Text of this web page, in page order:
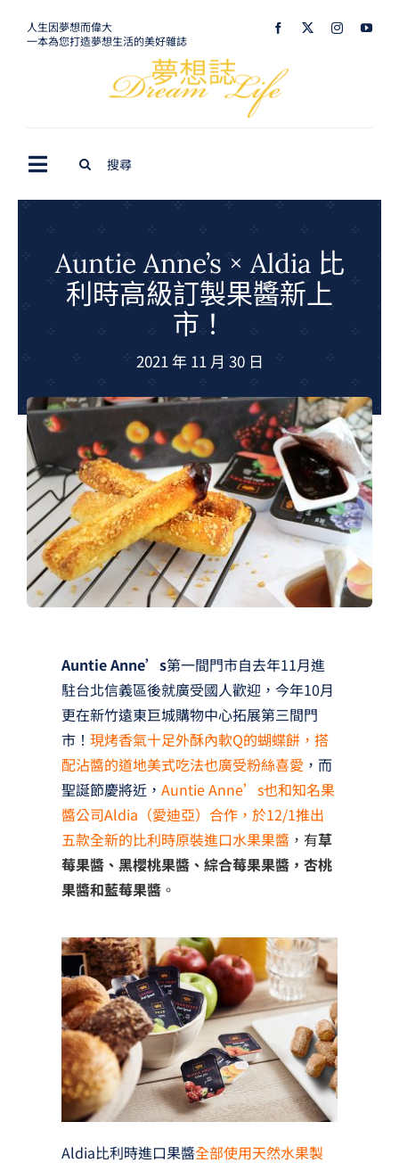
人生因夢想而偉大
一本為您打造夢想生活的美好雜誌
Toggle
Navigation
生活美學
夢想TV
GCU大賽
夢想購物
Auntie Anne’s × Aldia 比
利時高級訂製果醬新上
市！
2021 年 11 月 30 日
Auntie Anne’s第一間門市自去年11月進
駐台北信義區後就廣受國人歡迎，今年10月
更在新竹遠東巨城購物中心拓展第三間門
市！ 現烤香氣十足外酥內軟Q的蝴蝶餅，搭
配沾醬的道地美式吃法也廣受粉絲喜愛 ，而
聖誕節慶將近， Auntie Anne’s也和知名果
醬公司Aldia（愛迪亞）合作，於12/1推出
五款全新的比利時原裝進口水果果醬，有草
莓果醬、黑櫻桃果醬、綜合莓果果醬，杏桃
果醬和藍莓果醬。
Aldia比利時進口果醬全部使用天然水果製